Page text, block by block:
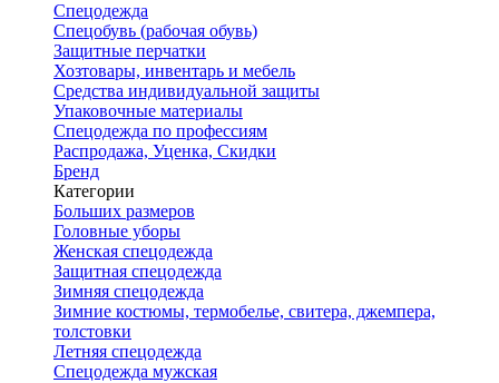
Спецодежда
Спецобувь (рабочая обувь)
Защитные перчатки
Хозтовары, инвентарь и мебель
Средства индивидуальной защиты
Упаковочные материалы
Спецодежда по профессиям
Распродажа, Уценка, Скидки
Бренд
Категории
Больших размеров
Головные уборы
Женская спецодежда
Защитная спецодежда
Зимняя спецодежда
Зимние костюмы, термобелье, свитера, джемпера,
толстовки
Летняя спецодежда
Спецодежда мужская